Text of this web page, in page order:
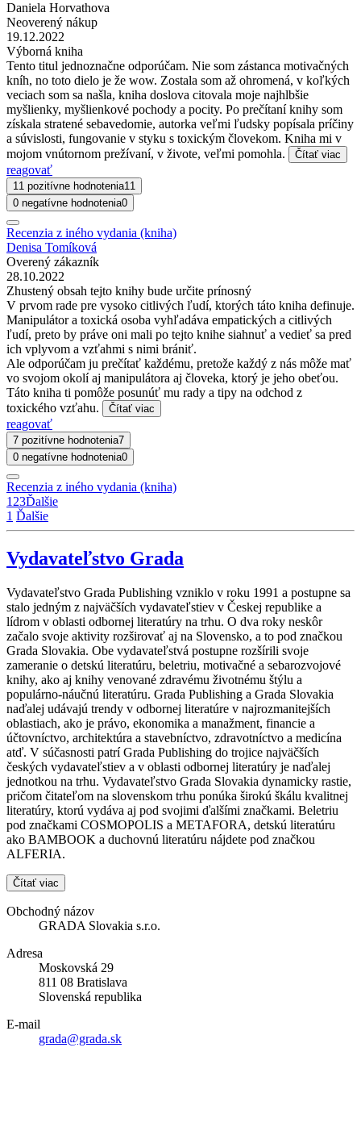
Daniela Horvathova
Neoverený nákup
19.12.2022
Výborná kniha
Tento titul jednoznačne odporúčam. Nie som zástanca motivačných
kníh, no toto dielo je že wow. Zostala som až ohromená, v koľkých
veciach som sa našla, kniha doslova citovala moje najhlbšie
myšlienky, myšlienkové pochody a pocity. Po prečítaní knihy som
získala stratené sebavedomie, autorka veľmi ľudsky popísala príčiny
a súvislosti, fungovanie v styku s toxickým človekom. Kniha mi v
mojom vnútornom prežívaní, v živote, veľmi pomohla.
Čítať viac
reagovať
11 pozitívne hodnotenia11
0 negatívne hodnotenia0
Recenzia z iného vydania (kniha)
Denisa Tomíková
Overený zákazník
28.10.2022
Zhustený obsah tejto knihy bude určite prínosný
V prvom rade pre vysoko citlivých ľudí, ktorých táto kniha definuje.
Manipulátor a toxická osoba vyhľadáva empatických a citlivých
ľudí, preto by práve oni mali po tejto knihe siahnuť a vedieť sa pred
ich vplyvom a vzťahmi s nimi brániť.
Ale odporúčam ju prečítať každému, pretože každý z nás môže mať
vo svojom okolí aj manipulátora aj človeka, ktorý je jeho obeťou.
Táto kniha ti pomôže posunúť mu rady a tipy na odchod z
toxického vzťahu.
Čítať viac
reagovať
7 pozitívne hodnotenia7
0 negatívne hodnotenia0
Recenzia z iného vydania (kniha)
123Ďalšie
1 Ďalšie
Vydavateľstvo Grada
Vydavateľstvo Grada Publishing vzniklo v roku 1991 a postupne sa
stalo jedným z najväčších vydavateľstiev v Českej republike a
lídrom v oblasti odbornej literatúry na trhu. O dva roky neskôr
začalo svoje aktivity rozširovať aj na Slovensko, a to pod značkou
Grada Slovakia. Obe vydavateľstvá postupne rozšírili svoje
zameranie o detskú literatúru, beletriu, motivačné a sebarozvojové
knihy, ako aj knihy venované zdravému životnému štýlu a
populárno-náučnú literatúru. Grada Publishing a Grada Slovakia
naďalej udávajú trendy v odbornej literatúre v najrozmanitejších
oblastiach, ako je právo, ekonomika a manažment, financie a
účtovníctvo, architektúra a stavebníctvo, zdravotníctvo a medicína
atď. V súčasnosti patrí Grada Publishing do trojice najväčších
českých vydavateľstiev a v oblasti odbornej literatúry je naďalej
jednotkou na trhu. Vydavateľstvo Grada Slovakia dynamicky rastie,
pričom čitateľom na slovenskom trhu ponúka širokú škálu kvalitnej
literatúry, ktorú vydáva aj pod svojimi ďalšími značkami. Beletriu
pod značkami COSMOPOLIS a METAFORA, detskú literatúru
ako BAMBOOK a duchovnú literatúru nájdete pod značkou
ALFERIA.
Čítať viac
Obchodný názov
GRADA Slovakia s.r.o.
Adresa
Moskovská 29
811 08 Bratislava
Slovenská republika
E-mail
grada@grada.sk